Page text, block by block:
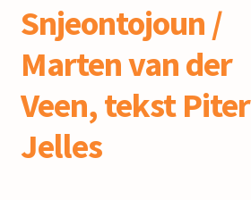
Snjeontojoun /
Marten van der
Veen, tekst Piter
Jelles